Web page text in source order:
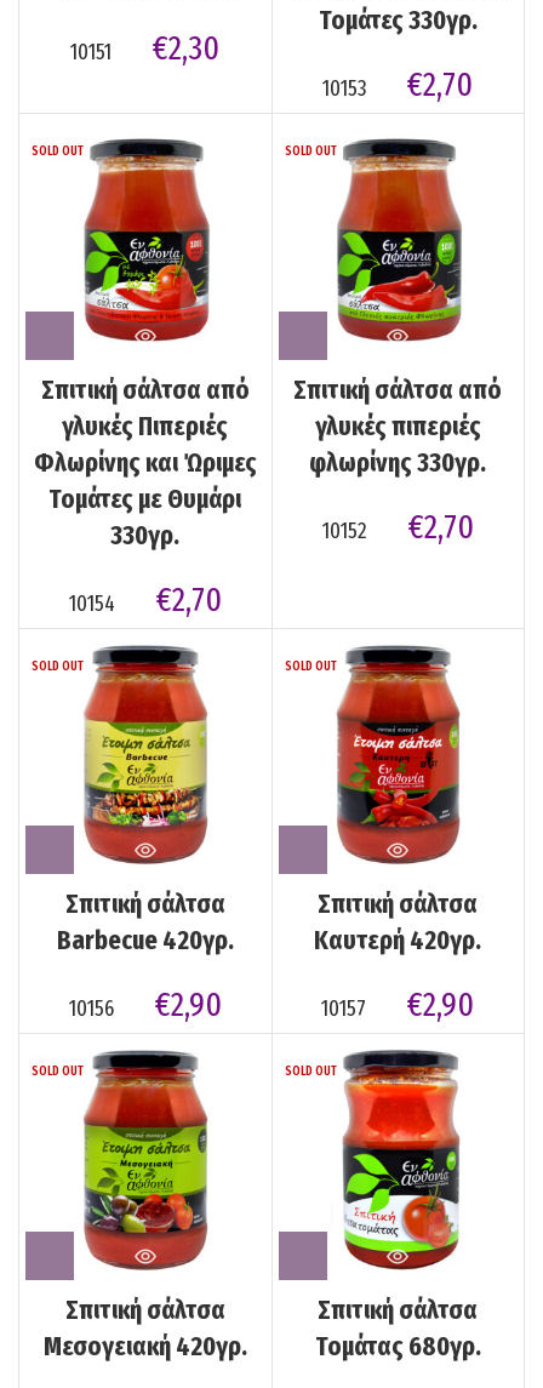
10151 €2,30
Τομάτες 330γρ.
10153 €2,70
SOLD OUT
Σπιτική σάλτσα από
γλυκές Πιπεριές
Φλωρίνης και Ώριμες
Τομάτες με Θυμάρι
330γρ.
10154 €2,70
SOLD OUT
Σπιτική σάλτσα από
γλυκές πιπεριές
φλωρίνης 330γρ.
10152 €2,70
SOLD OUT
Σπιτική σάλτσα
Barbecue 420γρ.
10156 €2,90
SOLD OUT
Σπιτική σάλτσα
Καυτερή 420γρ.
10157 €2,90
SOLD OUT
Σπιτική σάλτσα
Μεσογειακή 420γρ.
SOLD OUT
Σπιτική σάλτσα
Τομάτας 680γρ.